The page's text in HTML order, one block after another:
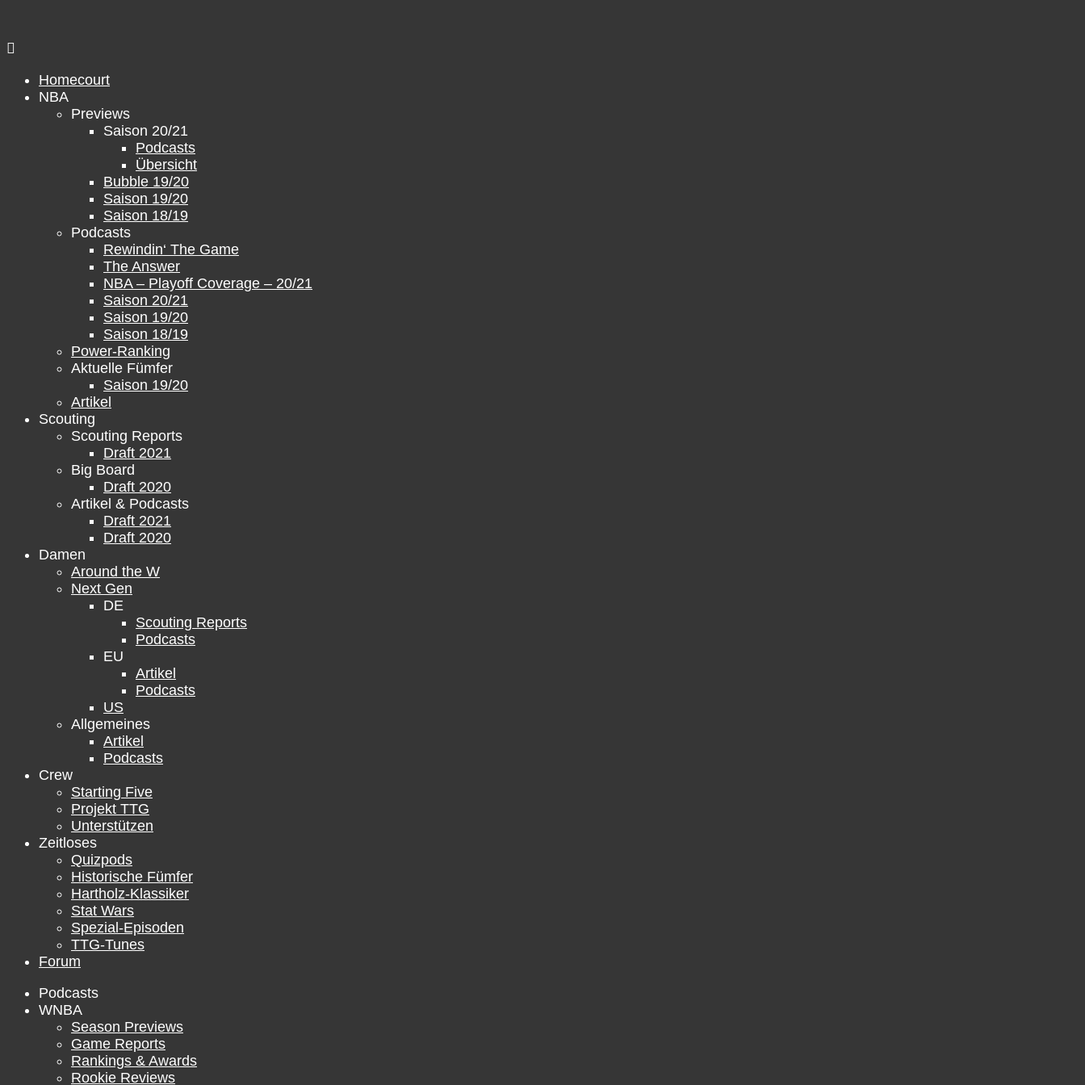
springen
Homecourt
NBA
Previews
Saison 20/21
Podcasts
Übersicht
Bubble 19/20
Saison 19/20
Saison 18/19
Podcasts
Rewindin‘ The Game
The Answer
NBA – Playoff Coverage – 20/21
Saison 20/21
Saison 19/20
Saison 18/19
Power-Ranking
Aktuelle Fümfer
Saison 19/20
Artikel
Scouting
Scouting Reports
Draft 2021
Big Board
Draft 2020
Artikel & Podcasts
Draft 2021
Draft 2020
Damen
Around the W
Next Gen
DE
Scouting Reports
Podcasts
EU
Artikel
Podcasts
US
Allgemeines
Artikel
Podcasts
Crew
Starting Five
Projekt TTG
Unterstützen
Zeitloses
Quizpods
Historische Fümfer
Hartholz-Klassiker
Stat Wars
Spezial-Episoden
TTG-Tunes
Forum
Podcasts
WNBA
Season Previews
Game Reports
Rankings & Awards
Rookie Reviews